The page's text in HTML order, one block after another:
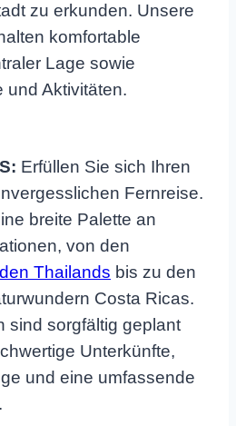
zu erkunden. Unsere
komfortable
Lage sowie
und Aktivitäten.
Erfüllen Sie sich Ihren
Fernreise.
breite Palette an
von den
Thailands bis zu den
Costa Ricas.
sind sorgfältig geplant
Unterkünfte,
und eine umfassende